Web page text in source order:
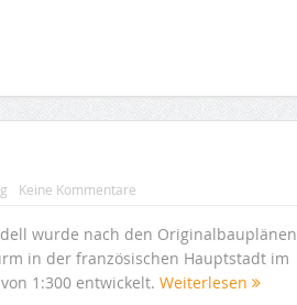
Keine Kommentare
wurde nach den Originalbauplänen
in der französischen Hauptstadt im
1:300 entwickelt. Weiterlesen